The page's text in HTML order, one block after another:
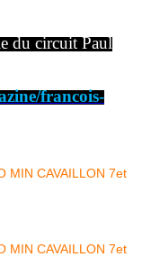
du circuit Paul
francois-